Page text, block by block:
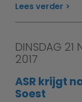
Lees verder
DINSDAG 21
2017
ASR krijgt
Soest